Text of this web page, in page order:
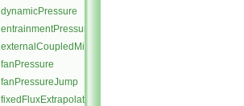
dynamicPressure
entrainmentPressure
externalCoupledMixed
fanPressure
fanPressureJump
fixedFluxExtrapolatedPressure